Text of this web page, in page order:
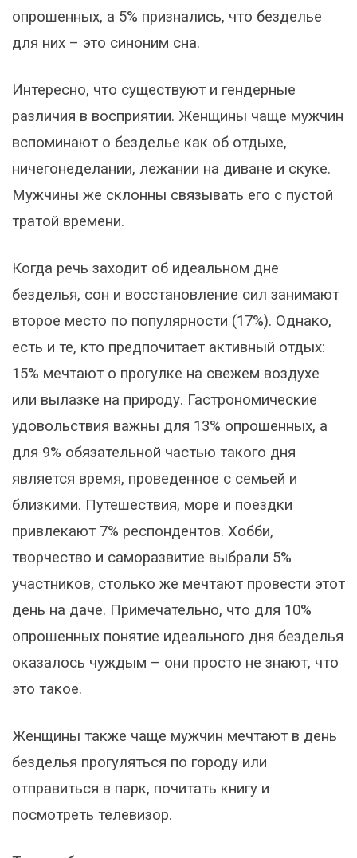
опрошенных, а 5% признались, что безделье
для них – это синоним сна.
Интересно, что существуют и гендерные
различия в восприятии. Женщины чаще мужчин
вспоминают о безделье как об отдыхе,
ничегонеделании, лежании на диване и скуке.
Мужчины же склонны связывать его с пустой
тратой времени.
Когда речь заходит об идеальном дне
безделья, сон и восстановление сил занимают
второе место по популярности (17%). Однако,
есть и те, кто предпочитает активный отдых:
15% мечтают о прогулке на свежем воздухе
или вылазке на природу. Гастрономические
удовольствия важны для 13% опрошенных, а
для 9% обязательной частью такого дня
является время, проведенное с семьей и
близкими. Путешествия, море и поездки
привлекают 7% респондентов. Хобби,
творчество и саморазвитие выбрали 5%
участников, столько же мечтают провести этот
день на даче. Примечательно, что для 10%
опрошенных понятие идеального дня безделья
оказалось чуждым – они просто не знают, что
это такое.
Женщины также чаще мужчин мечтают в день
безделья прогуляться по городу или
отправиться в парк, почитать книгу и
посмотреть телевизор.